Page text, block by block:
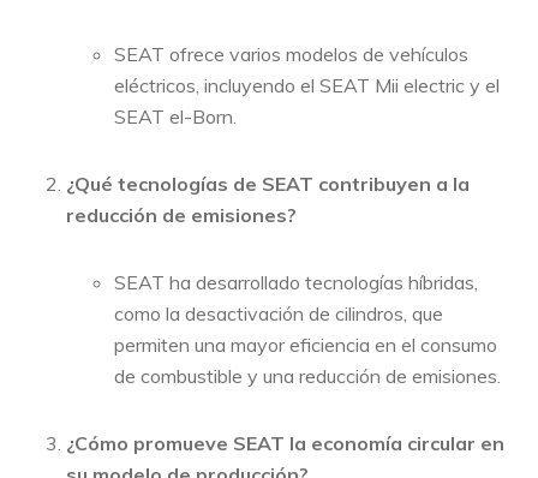
SEAT ofrece varios modelos de vehículos
eléctricos, incluyendo el SEAT Mii electric y el
SEAT el-Born.
¿Qué tecnologías de SEAT contribuyen a la
reducción de emisiones?
SEAT ha desarrollado tecnologías híbridas,
como la desactivación de cilindros, que
permiten una mayor eficiencia en el consumo
de combustible y una reducción de emisiones.
¿Cómo promueve SEAT la economía circular en